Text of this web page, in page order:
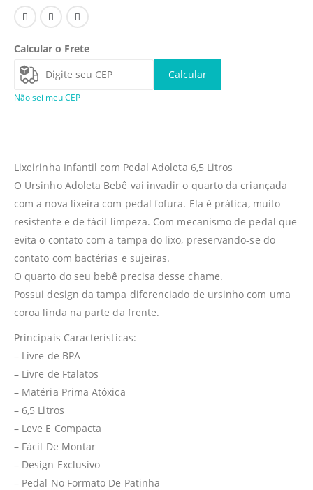
Calcular o Frete
Calcular
Não sei meu CEP
Lixeirinha Infantil com Pedal Adoleta 6,5 Litros
O Ursinho Adoleta Bebê vai invadir o quarto da criançada
com a nova lixeira com pedal fofura. Ela é prática, muito
resistente e de fácil limpeza. Com mecanismo de pedal que
evita o contato com a tampa do lixo, preservando-se do
contato com bactérias e sujeiras.
O quarto do seu bebê precisa desse chame.
Possui design da tampa diferenciado de ursinho com uma
coroa linda na parte da frente.
Principais Características:
– Livre de BPA
– Livre de Ftalatos
– Matéria Prima Atóxica
– 6,5 Litros
– Leve E Compacta
– Fácil De Montar
– Design Exclusivo
– Pedal No Formato De Patinha